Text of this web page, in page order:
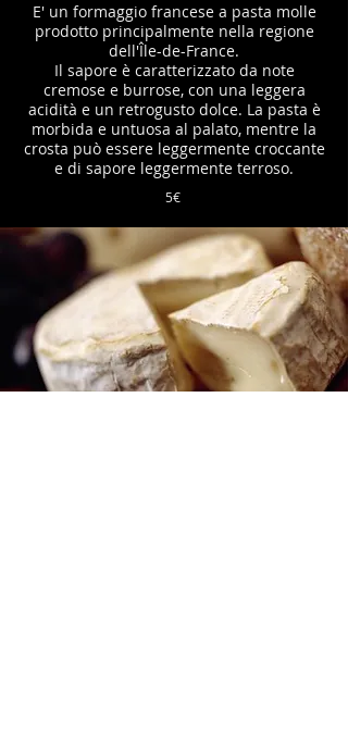
E' un formaggio francese a pasta molle
prodotto principalmente nella regione
dell'Île-de-France.
Il sapore è caratterizzato da note
cremose e burrose, con una leggera
acidità e un retrogusto dolce. La pasta è
morbida e untuosa al palato, mentre la
crosta può essere leggermente croccante
e di sapore leggermente terroso.
5€